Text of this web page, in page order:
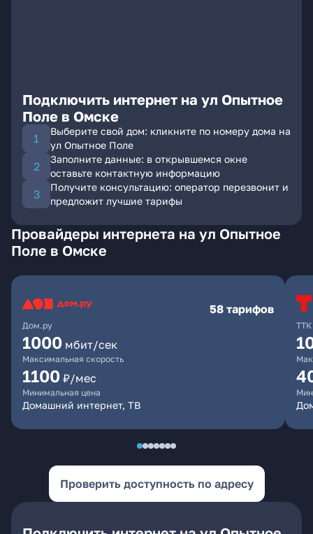
Подключить интернет на ул Опытное
Поле в Омске
Выберите свой дом: кликните по номеру дома на
ул Опытное Поле
Заполните данные: в открывшемся окне
оставьте контактную информацию
Получите консультацию: оператор перезвонит и
предложит лучшие тарифы
Провайдеры интернета на ул Опытное
Поле в Омске
Дом.ру
58 тарифов
1000 мбит/сек
Максимальная скорость
1100 ₽/мес
Минимальная цена
Домашний интернет, ТВ
ТТК
Проверить доступность по адресу